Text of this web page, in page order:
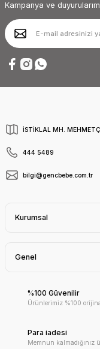
Kampanya ve
İSTİKLAL MH.
444 5489
bilgi@gencbebe.com.tr
Kurumsal
Genel
%100 Güvenilir
Ürünlerimiz %100
Para iadesi
Memnun kalmadığınız